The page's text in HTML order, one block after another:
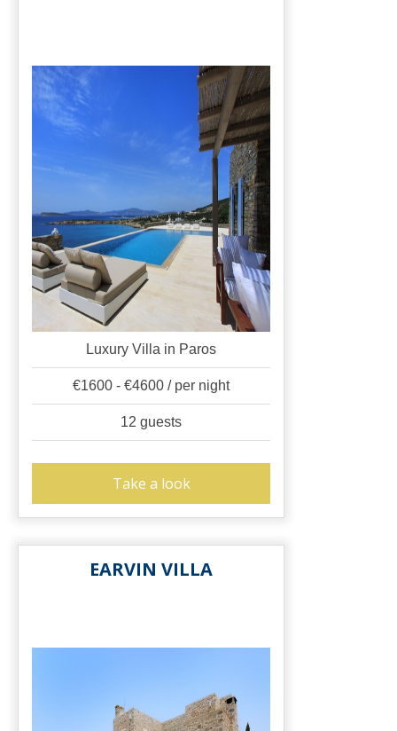
Luxury Villa in Paros
€1600 - €4600 / per night
12 guests
Take a look
EARVIN VILLA